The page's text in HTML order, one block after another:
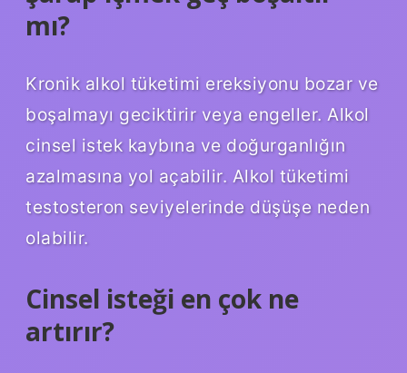
mı?
Kronik alkol tüketimi ereksiyonu bozar ve
boşalmayı geciktirir veya engeller. Alkol
cinsel istek kaybına ve doğurganlığın
azalmasına yol açabilir. Alkol tüketimi
testosteron seviyelerinde düşüşe neden
olabilir.
Cinsel isteği en çok ne
artırır?